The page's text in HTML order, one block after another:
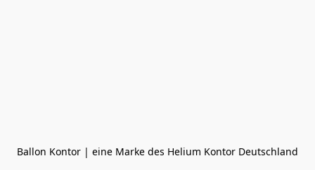
Ballon Kontor | eine Marke des Helium Kontor Deutschland